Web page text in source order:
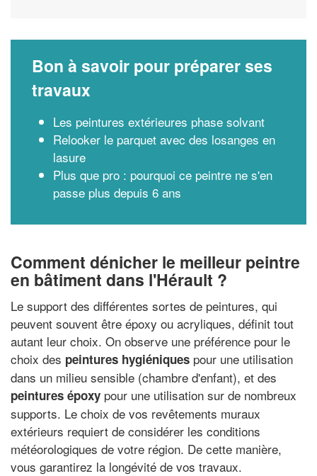
Bon à savoir pour préparer ses
travaux
Les peintures extérieures phase solvant
Relooker le parquet avec des losanges en
lasure
Plus que pro : pourquoi ce peintre ne s'en
passe plus depuis 6 ans
Comment dénicher le meilleur peintre
en bâtiment dans l'Hérault ?
Le support des différentes sortes de peintures, qui
peuvent souvent être époxy ou acryliques, définit tout
autant leur choix. On observe une préférence pour le
choix des peintures hygiéniques pour une utilisation
dans un milieu sensible (chambre d'enfant), et des
peintures époxy pour une utilisation sur de nombreux
supports. Le choix de vos revêtements muraux
extérieurs requiert de considérer les conditions
météorologiques de votre région. De cette manière,
vous garantirez la longévité de vos travaux.